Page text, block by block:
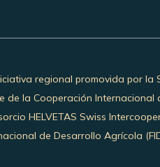
regional promovida por la
de la Cooperación Internacional
HELVETAS Swiss
de Desarrollo Agrícola